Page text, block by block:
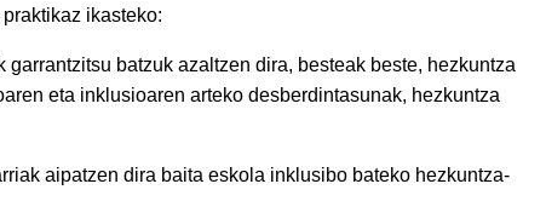
ikasteko:
batzuk azaltzen dira, besteak beste, hezkuntza
eta inklusioaren arteko desberdintasunak, hezkuntza
aipatzen dira baita eskola inklusibo bateko hezkuntza-